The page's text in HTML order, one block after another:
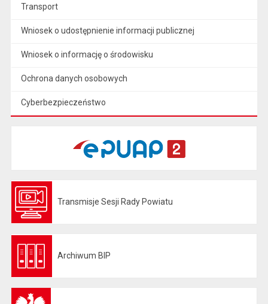
Transport
Wniosek o udostępnienie informacji publicznej
Wniosek o informację o środowisku
Ochrona danych osobowych
Cyberbezpieczeństwo
Transmisje Sesji Rady Powiatu
Archiwum BIP